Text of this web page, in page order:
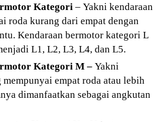
Kategori – Yakni kendaraan
roda kurang dari empat dengan
Kendaraan bermotor kategori L
L1, L2, L3, L4, dan L5.
Kategori M –Yakni
mempunyai empat roda atau lebih
dimanfaatkan sebagai angkutan